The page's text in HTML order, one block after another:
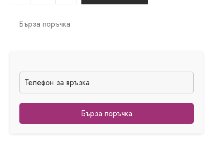
Бърза поръчка
Бърза поръчка